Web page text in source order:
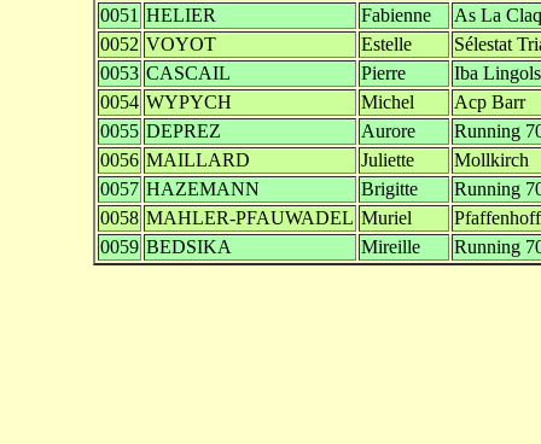
0051 HELIER Fabienne
As La
0052 VOYOT Estelle
Sélestat
0053 CASCAIL Pierre
Iba
0054 WYPYCH Michel
Acp Barr
0055 DEPREZ Aurore
Running
0056 MAILLARD Juliette
Mollkirch
0057 HAZEMANN Brigitte
Running
0058 MAHLER-PFAUWADEL Muriel
0059 BEDSIKA Mireille Running